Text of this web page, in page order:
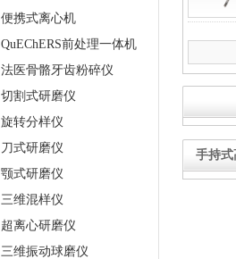
便携式离心机
QuEChERS前处理一体机
法医骨骼牙齿粉碎仪
切割式研磨仪
旋转分样仪
刀式研磨仪
颚式研磨仪
三维混样仪
超离心研磨仪
三维振动球磨仪
手持式